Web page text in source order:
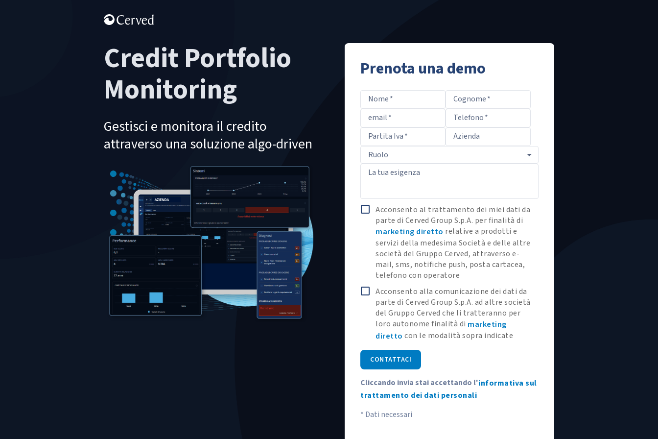
Credit Portfolio
Monitoring
Gestisci e monitora il credito
attraverso una soluzione algo-driven
Prenota una demo
Nome* Cognome*
email* Telefono*
Partita Iva*
Azienda
Ruolo
La tua esigenza
Acconsento al trattamento dei miei dati da
parte di Cerved Group S.p.A. per finalità di
marketing diretto relative a prodotti e
servizi della medesima Società e delle altre
società del Gruppo Cerved, attraverso e-
mail, sms, notifiche push, posta cartacea,
telefono con operatore
Acconsento alla comunicazione dei dati da
parte di Cerved Group S.p.A. ad altre società
del Gruppo Cerved che li tratteranno per
loro autonome finalità di marketing
diretto con le modalità sopra indicate
CONTATTACI
Cliccando invia stai accettando l'informativa sul
trattamento dei dati personali
* Dati necessari